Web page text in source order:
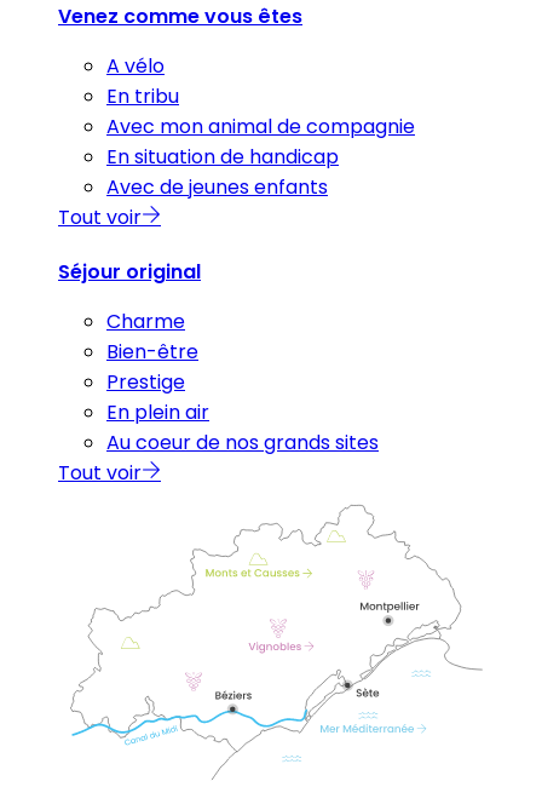
Venez comme vous êtes
A vélo
En tribu
Avec mon animal de compagnie
En situation de handicap
Avec de jeunes enfants
Tout voir
Séjour original
Charme
Bien-être
Prestige
En plein air
Au coeur de nos grands sites
Tout voir